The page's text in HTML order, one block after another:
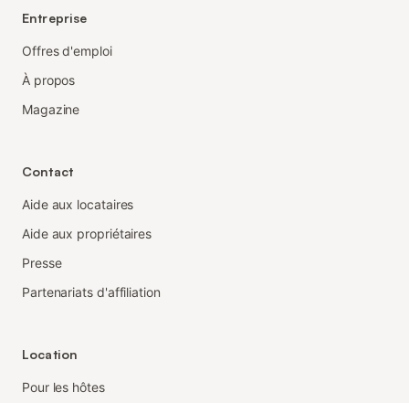
Entreprise
Offres d'emploi
À propos
Magazine
Contact
Aide aux locataires
Aide aux propriétaires
Presse
Partenariats d'affiliation
Location
Pour les hôtes